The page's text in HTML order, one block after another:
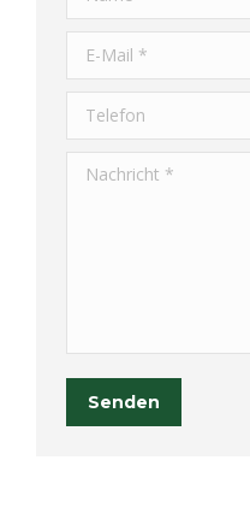
E-Mail *
Telefon
Nachricht *
Senden